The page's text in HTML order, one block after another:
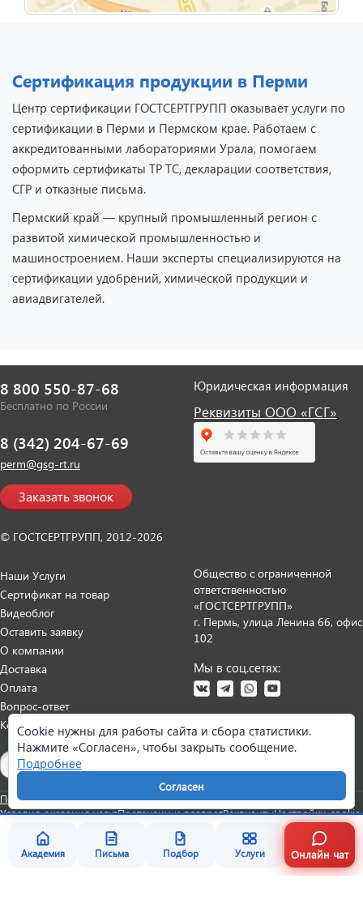
Академия Письма Подбор Услуги Онлайн чат
Сертификация продукции в Перми
Центр сертификации ГОСТСЕРТГРУПП оказывает услуги по
сертификации в Перми и Пермском крае. Работаем с
аккредитованными лабораториями Урала, помогаем
оформить сертификаты ТР ТС, декларации соответствия,
СГР и отказные письма.
Пермский край — крупный промышленный регион с
развитой химической промышленностью и
машиностроением. Наши эксперты специализируются на
сертификации удобрений, химической продукции и
авиадвигателей.
8 800 550-87-68
Бесплатно по России
8 (342) 204-67-69
perm@gsg-rt.ru
Заказать звонок
© ГОСТСЕРТГРУПП, 2012-2026
Юридическая информация
Реквизиты ООО «ГСГ»
Наши Услуги
Сертификат на товар
Видеоблог
Оставить заявку
О компании
Доставка
Оплата
Вопрос-ответ
Контакты
Общество с ограниченной
ответственностью
«ГОСТСЕРТГРУПП»
г. Пермь, улица Ленина 66, офис
102
Мы в соц.сетях:
Политика персональных данныхСогласие на обработку данных
Условия оказания услугПретензии и возвратРеквизитыНастройки cookie
Cookie нужны для работы сайта и сбора статистики.
Нажмите «Согласен», чтобы закрыть сообщение.
Подробнее
Согласен